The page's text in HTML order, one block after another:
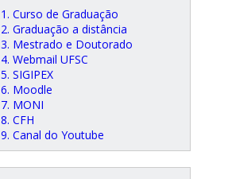
1. Curso de Graduação
2. Graduação a distância
3. Mestrado e Doutorado
4. Webmail UFSC
5. SIGIPEX
6. Moodle
7. MONI
8. CFH
9. Canal do Youtube